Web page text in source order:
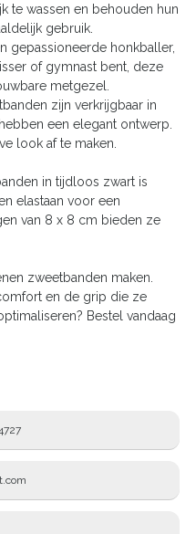
te wassen en behouden hun
gebruik.
gepassioneerde honkballer,
of gymnast bent, deze
metgezel.
zijn verkrijgbaar in
een elegant ontwerp.
look af te maken.
in tijdloos zwart is
elastaan voor een
van 8 x 8 cm bieden ze
zweetbanden maken.
en de grip die ze
Bestel vandaag